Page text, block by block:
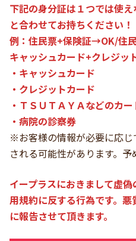
下記の身分証は１つでは使
と合わせてお持ちください！
例：住民票+保険証→OK/住
キャッシュカード+クレジッ
・キャッシュカード
・クレジットカード
・ＴＳＵＴＡＹＡなどのカー
・病院の診察券
※お客様の情報が必要に応
される可能性があります。予
イープラスにおきまして虚
用規約に反する行為です。
に報告させて頂きます。